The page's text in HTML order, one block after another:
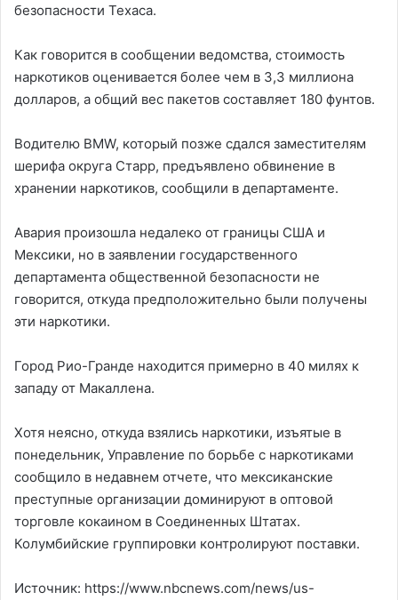
безопасности Техаса.
Как говорится в сообщении ведомства, стоимость
наркотиков оценивается более чем в 3,3 миллиона
долларов, а общий вес пакетов составляет 180 фунтов.
Водителю BMW, который позже сдался заместителям
шерифа округа Старр, предъявлено обвинение в
хранении наркотиков, сообщили в департаменте.
Авария произошла недалеко от границы США и
Мексики, но в заявлении государственного
департамента общественной безопасности не
говорится, откуда предположительно были получены
эти наркотики.
Город Рио-Гранде находится примерно в 40 милях к
западу от Макаллена.
Хотя неясно, откуда взялись наркотики, изъятые в
понедельник, Управление по борьбе с наркотиками
сообщило в недавнем отчете, что мексиканские
преступные организации доминируют в оптовой
торговле кокаином в Соединенных Штатах.
Колумбийские группировки контролируют поставки.
Источник: https://www.nbcnews.com/news/us-